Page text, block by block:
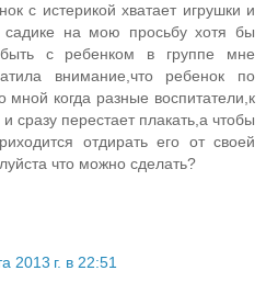
с истерикой хватает игрушки и
на мою просьбу хотя бы
с ребенком в группе мне
внимание,что ребенок по
мной когда разные воспитатели,к
сразу перестает плакать,а чтобы
отдирать его от своей
что можно сделать?
2013 г. в 22:51